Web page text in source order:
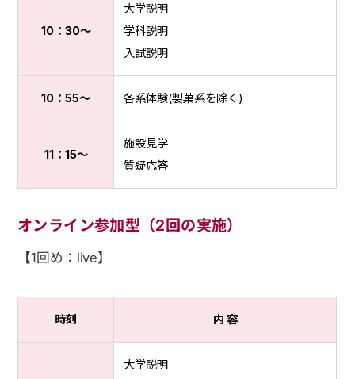
10：30〜
大学説明
学科説明
入試説明
10：55〜 各系体験(製菓系を除く)
11：15〜
施設見学
質疑応答
オンライン参加型（2回の実施）
【1回め：live】
時刻 内 容
大学説明